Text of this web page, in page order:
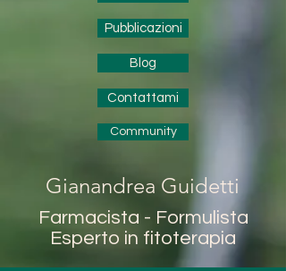
Pubblicazioni
Blog
Gianandrea Guidetti
Farmacista - Formulista
Esperto in fitoterapia
Contattami
Community